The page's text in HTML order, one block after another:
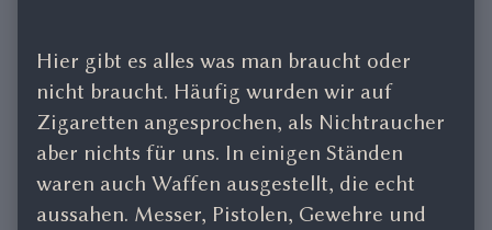
Hier gibt es alles was man braucht oder
nicht braucht. Häufig wurden wir auf
Zigaretten angesprochen, als Nichtraucher
aber nichts für uns. In einigen Ständen
waren auch Waffen ausgestellt, die echt
aussahen. Messer, Pistolen, Gewehre und